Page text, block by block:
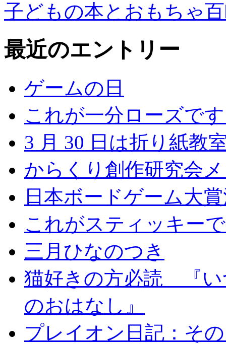
子どもの本とおもちゃ
最近のエントリー
ゲームの日
これが一分ローズで
3 月 30 日は折り紙教
からくり創作研究会
日本ボードゲーム大
これがスティッキー
三月ひなのつき
猫好きの方必読 『
のおはなし』
プレイオン日記：そ